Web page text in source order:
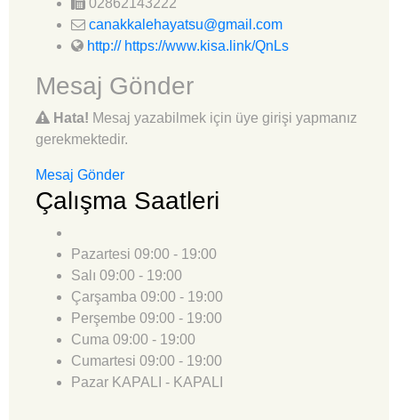
02862143222
canakkalehayatsu@gmail.com
http:// https://www.kisa.link/QnLs
Mesaj Gönder
Hata! Mesaj yazabilmek için üye girişi yapmanız
gerekmektedir.
Mesaj Gönder
Çalışma Saatleri
Pazartesi 09:00 - 19:00
Salı 09:00 - 19:00
Çarşamba 09:00 - 19:00
Perşembe 09:00 - 19:00
Cuma 09:00 - 19:00
Cumartesi 09:00 - 19:00
Pazar KAPALI - KAPALI